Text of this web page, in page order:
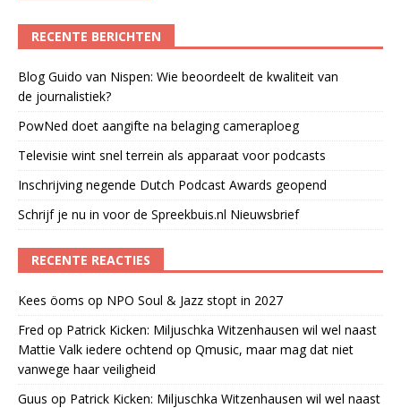
RECENTE BERICHTEN
Blog Guido van Nispen: Wie beoordeelt de kwaliteit van
de journalistiek?
PowNed doet aangifte na belaging cameraploeg
Televisie wint snel terrein als apparaat voor podcasts
Inschrijving negende Dutch Podcast Awards geopend
Schrijf je nu in voor de Spreekbuis.nl Nieuwsbrief
RECENTE REACTIES
Kees öoms op NPO Soul & Jazz stopt in 2027
Fred op Patrick Kicken: Miljuschka Witzenhausen wil wel naast
Mattie Valk iedere ochtend op Qmusic, maar mag dat niet
vanwege haar veiligheid
Guus op Patrick Kicken: Miljuschka Witzenhausen wil wel naast